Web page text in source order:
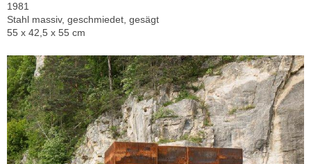
1981
Stahl massiv, geschmiedet, gesägt
55 x 42,5 x 55 cm